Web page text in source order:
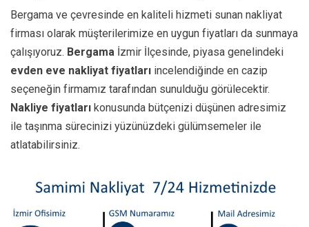
Bergama ve çevresinde en kaliteli hizmeti sunan nakliyat
firması olarak müşterilerimize en uygun fiyatları da sunmaya
çalışıyoruz. Bergama İzmir İlçesinde, piyasa genelindeki
evden eve nakliyat fiyatları incelendiğinde en cazip
seçeneğin firmamız tarafından sunulduğu görülecektir.
Nakliye fiyatları konusunda bütçenizi düşünen adresimiz
ile taşınma sürecinizi yüzünüzdeki gülümsemeler ile
atlatabilirsiniz.